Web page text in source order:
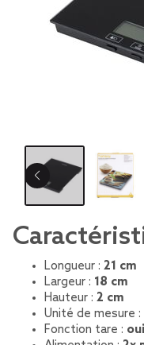
Longueur : 21 cm
Largeur : 18 cm
Hauteur : 2 cm
Unité de mesure :
Fonction tare : oui